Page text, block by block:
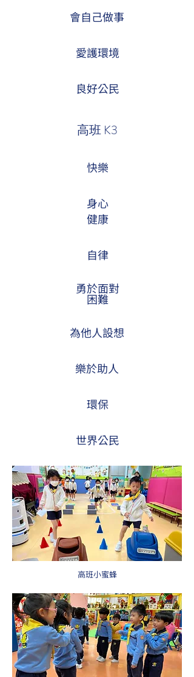
會自己做事
愛護環境
良好公民
高班 K3
快樂
身心
健康
自律
勇於面對
困難
為他人設想
樂於助人
環保
世界公民
高班小蜜蜂